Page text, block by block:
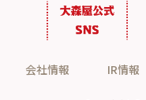
会社情報 IR情報